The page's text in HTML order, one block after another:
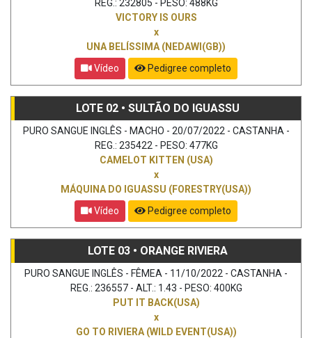
REG.: 232805 - PESO: 488KG
VICTORY IS OURS
x
UNA BELÍSSIMA (NEDAWI(GB))
Vídeo
Pedigree completo
LOTE 02 • SULTÃO DO IGUASSU
PURO SANGUE INGLÊS - MACHO - 20/07/2022 - CASTANHA -
REG.: 235422 - PESO: 477KG
CAMELOT KITTEN (USA)
x
MÁQUINA DO IGUASSU (FORESTRY(USA))
Vídeo
Pedigree completo
LOTE 03 • ORANGE RIVIERA
PURO SANGUE INGLÊS - FÊMEA - 11/10/2022 - CASTANHA -
REG.: 236557 - ALT.: 1.43 - PESO: 400KG
PUT IT BACK(USA)
x
GO TO RIVIERA (WILD EVENT(USA))